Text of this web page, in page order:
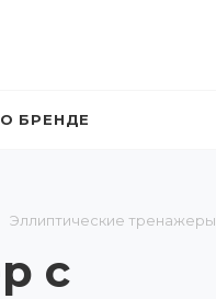
О БРЕНДЕ
Эллиптические тренажеры
с